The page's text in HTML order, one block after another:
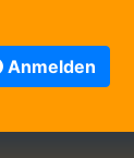
Anmelden